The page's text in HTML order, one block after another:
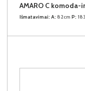
AMARO C komoda-
Išmatavimai: A: 82cm P: